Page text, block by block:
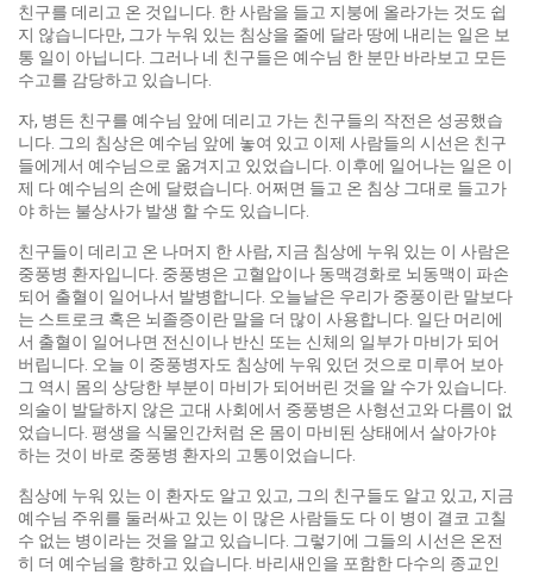
친구를 데리고 온 것입니다. 한 사람을 들고 지붕에 올라가는 것도 쉽
지 않습니다만, 그가 누워 있는 침상을 줄에 달라 땅에 내리는 일은 보
통 일이 아닙니다. 그러나 네 친구들은 예수님 한 분만 바라보고 모든
수고를 감당하고 있습니다.
자, 병든 친구를 예수님 앞에 데리고 가는 친구들의 작전은 성공했습
니다. 그의 침상은 예수님 앞에 놓여 있고 이제 사람들의 시선은 친구
들에게서 예수님으로 옮겨지고 있었습니다. 이후에 일어나는 일은 이
제 다 예수님의 손에 달렸습니다. 어쩌면 들고 온 침상 그대로 들고가
야 하는 불상사가 발생 할 수도 있습니다.
친구들이 데리고 온 나머지 한 사람, 지금 침상에 누워 있는 이 사람은
중풍병 환자입니다. 중풍병은 고혈압이나 동맥경화로 뇌동맥이 파손
되어 출혈이 일어나서 발병합니다. 오늘날은 우리가 중풍이란 말보다
는 스트로크 혹은 뇌졸증이란 말을 더 많이 사용합니다. 일단 머리에
서 출혈이 일어나면 전신이나 반신 또는 신체의 일부가 마비가 되어
버립니다. 오늘 이 중풍병자도 침상에 누워 있던 것으로 미루어 보아
그 역시 몸의 상당한 부분이 마비가 되어버린 것을 알 수가 있습니다.
의술이 발달하지 않은 고대 사회에서 중풍병은 사형선고와 다름이 없
었습니다. 평생을 식물인간처럼 온 몸이 마비된 상태에서 살아가야
하는 것이 바로 중풍병 환자의 고통이었습니다.
침상에 누워 있는 이 환자도 알고 있고, 그의 친구들도 알고 있고, 지금
예수님 주위를 둘러싸고 있는 이 많은 사람들도 다 이 병이 결코 고칠
수 없는 병이라는 것을 알고 있습니다. 그렇기에 그들의 시선은 온전
히 더 예수님을 향하고 있습니다. 바리새인을 포함한 다수의 종교인